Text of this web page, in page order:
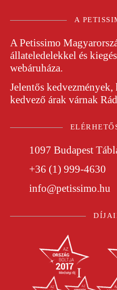
A
APetissimo
állateledelekkel és
webáruháza.
Jelentős
kedvező árak várnak
1097 Budapest
+36 (1) 999-4630
info@petissimo.hu